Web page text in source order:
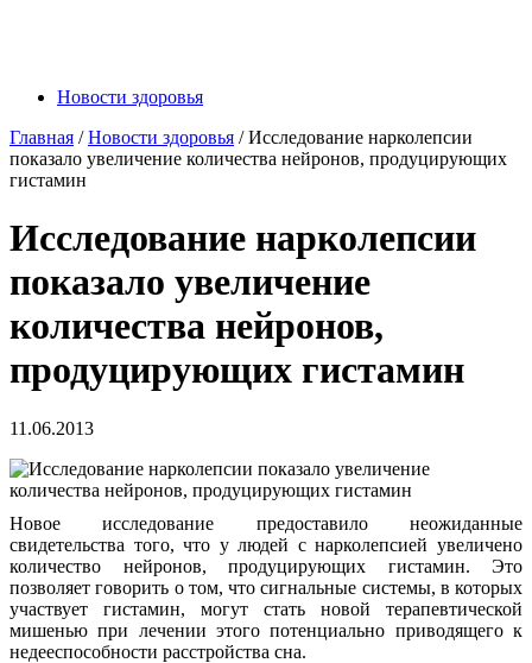
Новости здоровья
Главная /Новости здоровья /Исследование нарколепсии
показало увеличение количества нейронов, продуцирующих
гистамин
Исследование нарколепсии
показало увеличение
количества нейронов,
продуцирующих гистамин
11.06.2013
Новое исследование предоставило неожиданные
свидетельства того, что у людей с нарколепсией увеличено
количество нейронов, продуцирующих гистамин. Это
позволяет говорить о том, что сигнальные системы, в которых
участвует гистамин, могут стать новой терапевтической
мишенью при лечении этого потенциально приводящего к
недееспособности расстройства сна.